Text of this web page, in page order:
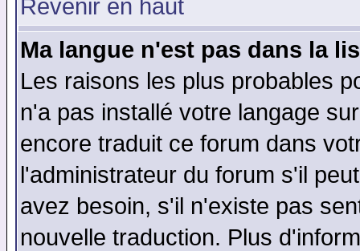
Revenir en haut
Ma langue n'est pas dans la
Les raisons les plus probables
n'a pas installé votre langage
encore traduit ce forum dans
l'administrateur du forum s'il
avez besoin, s'il n'existe pas
nouvelle traduction. Plus